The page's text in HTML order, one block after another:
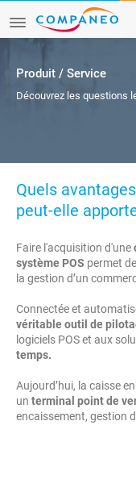
Produit / Service
Découvrez les questions
Quels
peut-elle
Faire l'acquisition d'une
système POS permet
la gestion d’un
Connectée et
véritable outil de
logiciels POS et aux
temps.
Aujourd’hui, la caisse
un terminal point de
encaissement, gestion